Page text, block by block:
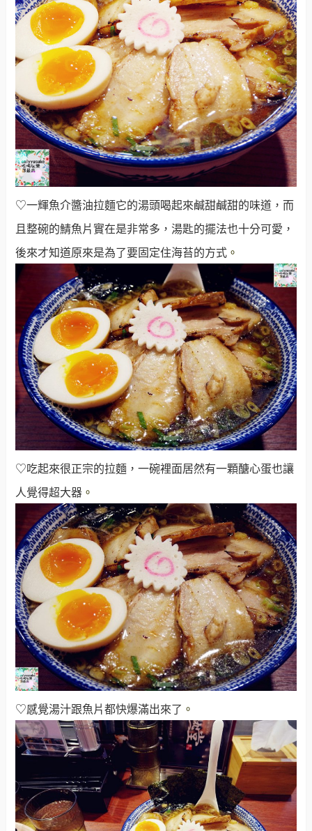
♡一輝魚介醬油拉麵它的湯頭喝起來鹹甜鹹甜的味道，而
且整碗的鯖魚片實在是非常多，湯匙的擺法也十分可愛，
後來才知道原來是為了要固定住海苔的方式 。
♡吃起來很正宗的拉麵，一碗裡面居然有一顆醣心蛋也讓
人覺得超大器 。
♡感覺湯汁跟魚片都快爆滿出來了 。